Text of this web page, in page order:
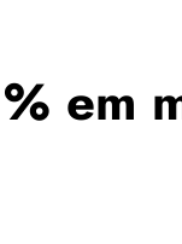
em